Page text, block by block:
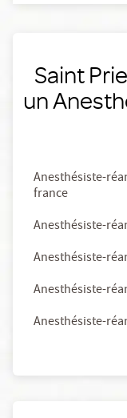
Saint
un
Anesthésiste-
france
Anesthésiste-
Anesthésiste-
Anesthésiste-
Anesthésiste-